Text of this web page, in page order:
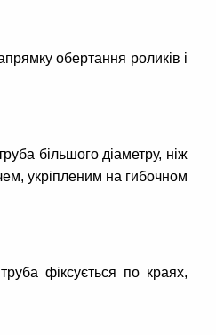
обертання роликів і
більшого діаметру, ніж
укріпленим на гибочном
фіксується по краях,